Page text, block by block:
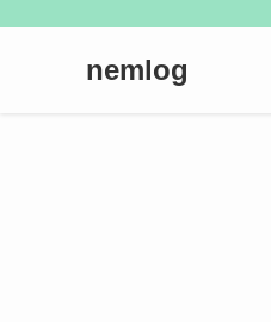
nemlog